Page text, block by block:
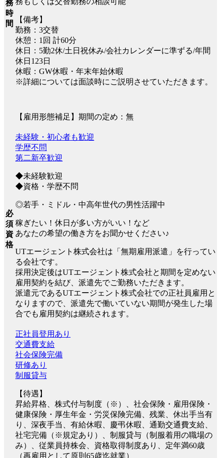
務
時
間
【備考】
勤務：3交替
休憩：1回 計60分
休日：5勤2休/土日祝休み/会社カレンダーに準ずる/年間
休日123日
休暇：GW休暇・年末年始休暇
※詳細については面談時にご説明させていただきます。
【雇用形態補足】期間の定め：無
必
須
資
格
未経験・初心者も歓迎
学歴不問
第二新卒歓迎
◆未経験歓迎
◆資格・学歴不問
◎若手・ミドル・中高年世代の男性活躍中
稼ぎたい！休日が多い方がいい！など
あなたの希望の働き方をお聞かせください♪
UTエージェント株式会社は「無期雇用派遣」を行ってい
る会社です。
採用決定後はUTエージェント株式会社と期間を定めない
雇用契約を結び、派遣先でご勤務いただきます。
派遣元であるUTエージェント株式会社での正社員雇用と
なりますので、派遣先で働いていない期間が発生した場
合でも雇用契約は継続されます。
正社員登用あり
交通費支給
社会保険完備
研修あり
制服貸与
【待遇】
昇給昇格、株式付与制度（※）、社会保険・雇用保険・
健康保険・厚生年金・労災保険完備、残業、休出手当有
り、深夜手当、有給休暇、慶弔休暇、通勤交通費支給、
社宅完備（※規定あり）、制服貸与（制服着用の職場の
み）、従業員持株会、資格取得制度あり、定年満60歳
（再雇用として原則65歳迄就業）